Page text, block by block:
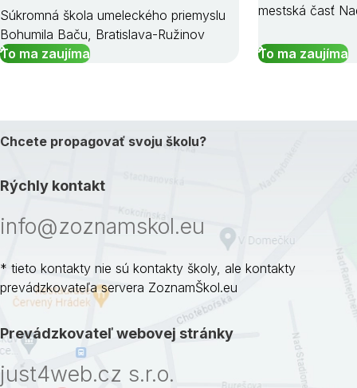
Súkromná škola umeleckého priemyslu
Bohumila Baču, Bratislava-Ružinov
To ma zaujíma
mestská časť
To ma zaujíma
Chcete propagovať svoju školu?
Rýchly kontakt
info@zoznamskol.eu
* tieto kontakty nie sú kontakty školy, ale kontakty
prevádzkovateľa servera ZoznamŠkol.eu
Prevádzkovateľ webovej stránky
just4web.cz s.r.o.